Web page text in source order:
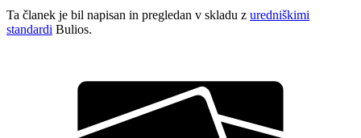
Ta članek je bil napisan in pregledan v skladu z uredniškimi
standardi Bulios.